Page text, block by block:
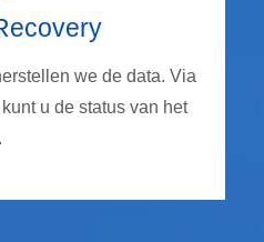
we de data. Via
u de status van het